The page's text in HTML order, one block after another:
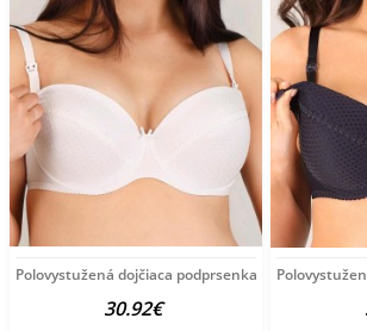
Polovystužená dojčiaca podprsenka New Baby Eva
30.92€